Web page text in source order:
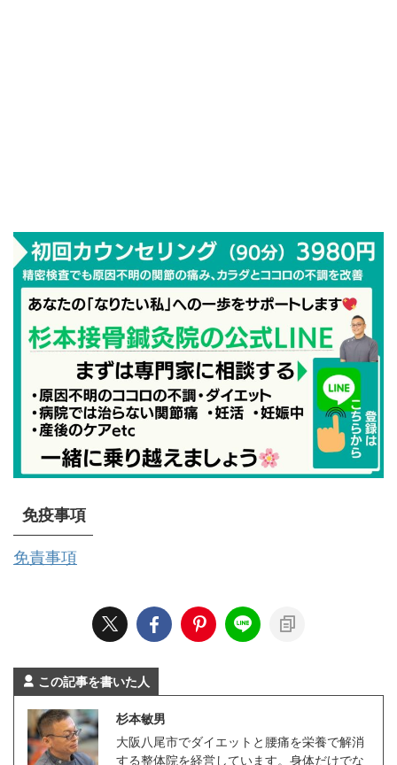
免疫事項
免責事項
この記事を書いた人
杉本敏男
大阪八尾市でダイエットと腰痛を栄養で解消
する整体院を経営しています。身体だけでな